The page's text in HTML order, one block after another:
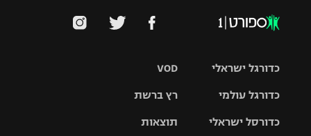
VOD
רץ ברשת
תוצאות
כדורגל ישראלי
כדורגל עולמי
כדורסל ישראלי